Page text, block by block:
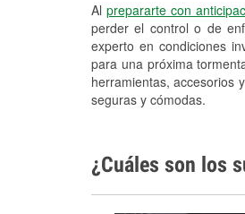
Alprepararte con
perder el control o de
experto en condiciones
para una próxima
herramientas, accesorios
seguras y cómodas.
¿Cuáles son los